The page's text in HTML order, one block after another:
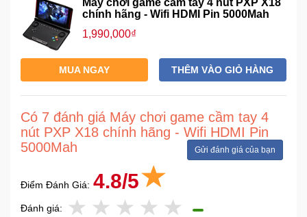
pháp
Voucher
chính hãng - Wifi HDMI Pin 5000Mah
1,990,000₫
MUA NGAY THÊM VÀO GIỎ HÀNG
Có 7 đánh giá Máy chơi game cầm tay 4
nút PXP X18 chính hãng - Wifi HDMI Pin
5000Mah
Gửi đánh giá của bạn
Điểm Đánh Giá: 4.8/5
Đánh giá: